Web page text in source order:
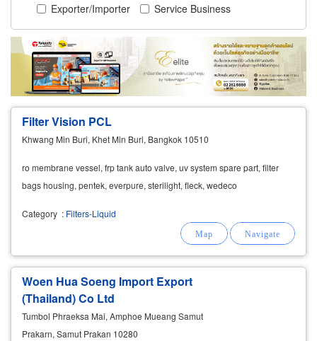
Exporter/Importer
Service Business
Filter Vision PCL
Khwang Min Buri, Khet Min Buri, Bangkok 10510
ro membrane vessel, frp tank auto valve, uv system spare part, filter
bags housing, pentek, everpure, sterilight, fleck, wedeco
Category : Filters-Liquid
Woen Hua Soeng Import Export
(Thailand) Co Ltd
Tumbol Phraeksa Mai, Amphoe Mueang Samut
Prakarn, Samut Prakan 10280